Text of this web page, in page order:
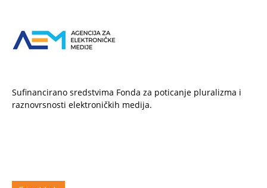
Sufinancirano sredstvima Fonda za poticanje pluralizma i
raznovrsnosti elektroničkih medija.